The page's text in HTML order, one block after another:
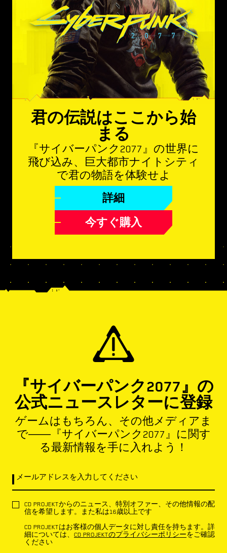
君の伝説はここから始
まる
『サイバーパンク2077』の世界に
飛び込み、巨大都市ナイトシティ
で君の物語を体験せよ
詳細
今すぐ購入
『サイバーパンク2077』の
公式ニュースレターに登録
ゲームはもちろん、その他メディアま
で――『サイバーパンク2077』に関す
る最新情報を手に入れよう！
メールアドレスを入力してください
CD PROJEKTからのニュース、特別オファー、その他情報の配
信を希望します。また私は16歳以上です
CD PROJEKTはお客様の個人データに対し責任を持ちます。詳
細については、 CD PROJEKTのプライバシーポリシーをご確認
ください